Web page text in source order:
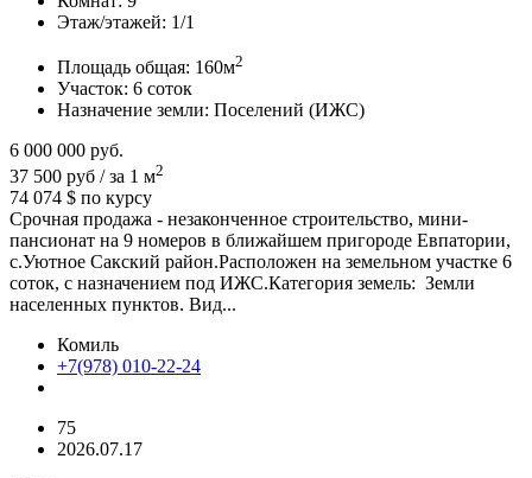
Этаж/этажей: 1/1
Площадь общая: 160м2
Участок: 6 соток
Назначение земли: Поселений (ИЖС)
6 000 000 руб.
37 500 руб / за 1 м2
74 074 $ по курсу
Срочная продажа - незаконченное строительство, мини-
пансионат на 9 номеров в ближайшем пригороде Евпатории,
с.Уютное Сакский район.Расположен на земельном участке 6
соток, с назначением под ИЖС.Категория земель: Земли
населенных пунктов. Вид...
Комиль
+7(978) 010-22-24
75
2026.07.17